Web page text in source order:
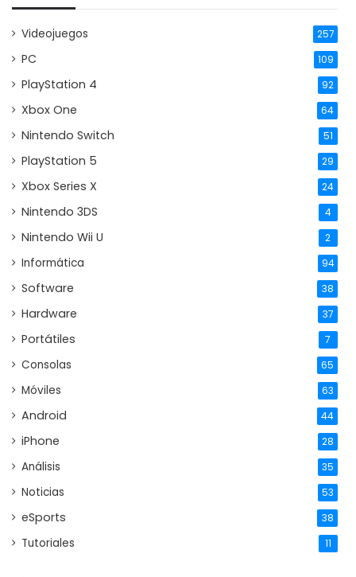
Videojuegos 257
PC 109
PlayStation 4 92
Xbox One 64
Nintendo Switch 51
PlayStation 5 29
Xbox Series X 24
Nintendo 3DS 4
Nintendo Wii U 2
Informática 94
Software 38
Hardware 37
Portátiles 7
Consolas 65
Móviles 63
Android 44
iPhone 28
Análisis 35
Noticias 53
eSports 38
Tutoriales 11